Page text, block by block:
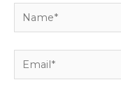
Name*
Email*